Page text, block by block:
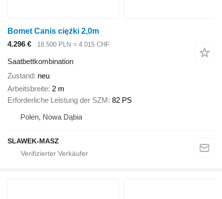
Bomet Canis ciężki 2,0m
4.296 €
18.500 PLN ≈ 4.015 CHF
Saatbettkombination
Zustand neu
Arbeitsbreite 2 m
Erforderliche Leistung der SZM 82 PS
Polen, Nowa Dąbia
SLAWEK-MASZ